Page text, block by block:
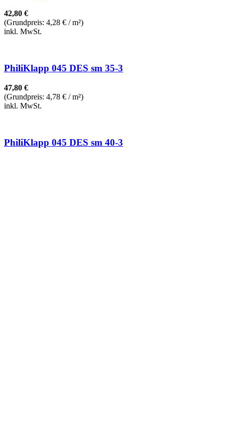
42,80 €
(Grundpreis: 4,28 € / m²)
inkl. MwSt.
PhiliKlapp 045 DES sm 35-3
47,80 €
(Grundpreis: 4,78 € / m²)
inkl. MwSt.
PhiliKlapp 045 DES sm 40-3